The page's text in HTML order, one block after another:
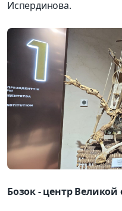
Испердинова.
Бозок - центр Великой